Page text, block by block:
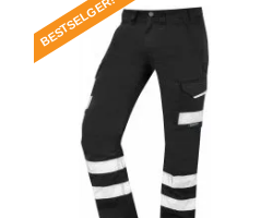
BESTSELGER!